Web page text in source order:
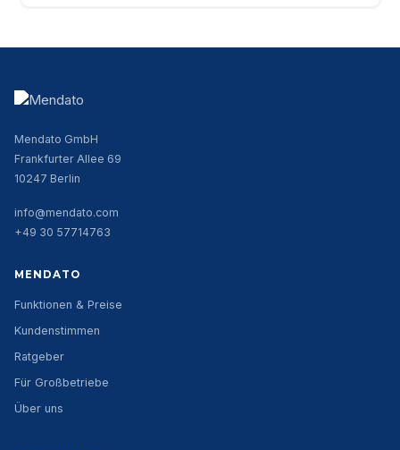
Mendato GmbH
Frankfurter Allee 69
10247 Berlin
info@mendato.com
+49 30 57714763
MENDATO
Funktionen & Preise
Kundenstimmen
Ratgeber
Für Großbetriebe
Über uns